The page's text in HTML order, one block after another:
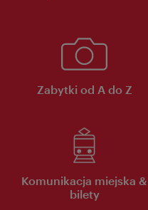
Zabytki od A do Z
Komunikacja miejska &
bilety